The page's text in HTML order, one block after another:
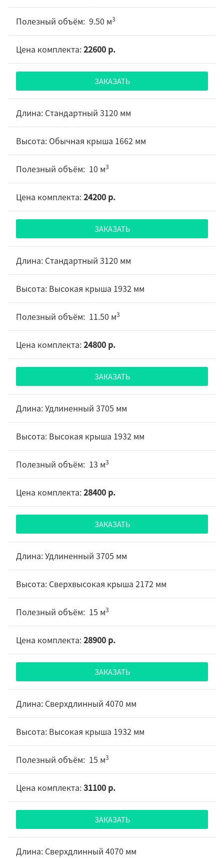
9.50 м3
22600 р.
ЗАКАЗАТЬ
Стандартный 3120 мм
Обычная крыша 1662 мм
10 м3
24200 р.
ЗАКАЗАТЬ
Стандартный 3120 мм
Высокая крыша 1932 мм
11.50 м3
24800 р.
ЗАКАЗАТЬ
Удлиненный 3705 мм
Высокая крыша 1932 мм
13 м3
28400 р.
ЗАКАЗАТЬ
Удлиненный 3705 мм
Сверхвысокая крыша 2172 мм
15 м3
28900 р.
ЗАКАЗАТЬ
Сверхдлинный 4070 мм
Высокая крыша 1932 мм
15 м3
31100 р.
ЗАКАЗАТЬ
Сверхдлинный 4070 мм